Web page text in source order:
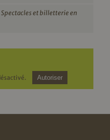
et billetterie en
Autoriser